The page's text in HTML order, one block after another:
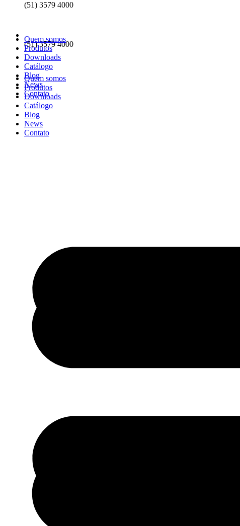
(51) 3579 4000
Quem somos
Produtos
Downloads
Catálogo
Blog
News
Contato
(51) 3579 4000
Quem somos
Produtos
Downloads
Catálogo
Blog
News
Contato